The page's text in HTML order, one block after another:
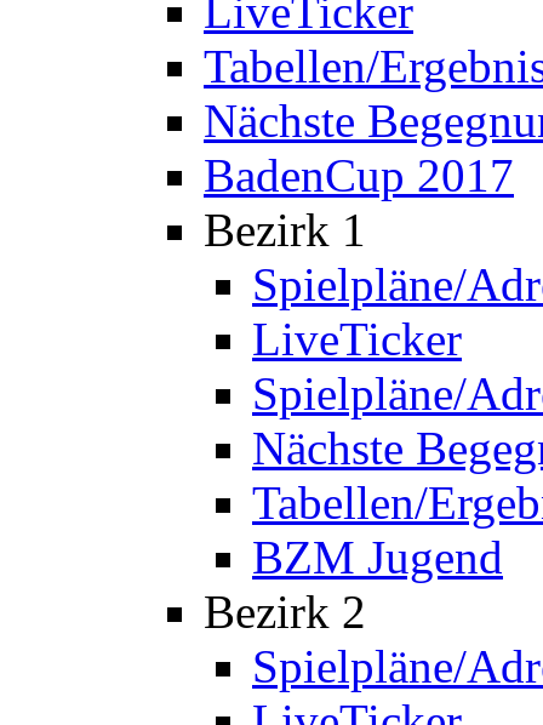
LiveTicker
Tabellen/
Nächste
BadenCup 2017
Bezirk 1
Spielpläne/
LiveTicker
Spielpläne/
Nächste
Tabellen/
BZM Jugend
Bezirk 2
Spielpläne/